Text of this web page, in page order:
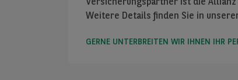
Weitere Details finden Sie in
GERNE UNTERBREITEN WIR IHNEN IHR